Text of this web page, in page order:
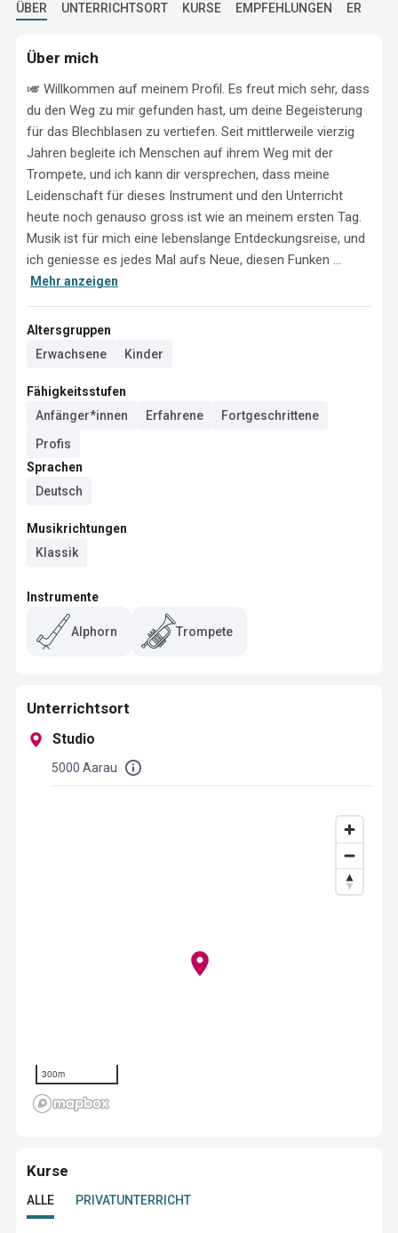
ÜBER UNTERRICHTSORT KURSE EMPFEHLUNGEN
Über mich
🎺 Willkommen auf meinem Profil. Es freut mich sehr, dass
du den Weg zu mir gefunden hast, um deine Begeisterung
für das Blechblasen zu vertiefen. Seit mittlerweile vierzig
Jahren begleite ich Menschen auf ihrem Weg mit der
Trompete, und ich kann dir versprechen, dass meine
Leidenschaft für dieses Instrument und den Unterricht
heute noch genauso gross ist wie an meinem ersten Tag.
Musik ist für mich eine lebenslange Entdeckungsreise, und
ich geniesse es jedes Mal aufs Neue, diesen Funken ...
Mehr anzeigen
Altersgruppen
Erwachsene
Kinder
Fähigkeitsstufen
Anfänger*innen
Erfahrene
Fortgeschrittene
Profis
Sprachen
Deutsch
Musikrichtungen
Klassik
Instrumente
Alphorn Trompete
Unterrichtsort
Studio
5000 Aarau
300m
Kurse
ALLE PRIVATUNTERRICHT